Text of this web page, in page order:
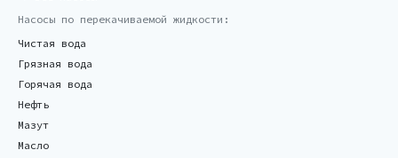
Насосы по перекачиваемой жидкости:
Чистая вода
Грязная вода
Горячая вода
Нефть
Мазут
Масло